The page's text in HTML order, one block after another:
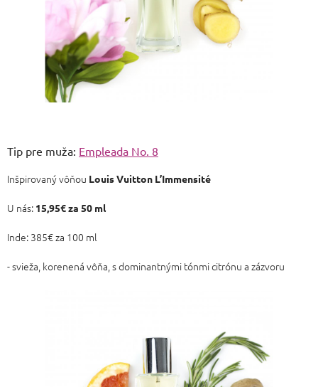
Tip pre muža: Empleada No. 8
Inšpirovaný vôňou Louis Vuitton L’Immensité
U nás: 15,95€za 50 ml
Inde: 385€ za 100 ml
- svieža, korenená vôňa, s dominantnými tónmi citrónu a zázvoru